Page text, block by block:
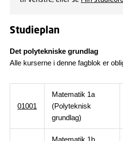
Studieplan
Det polytekniske grundlag
Alle kurserne i denne fagblok er
01001
Matematik 1a
(Polyteknisk
grundlag)
Matematik 1b